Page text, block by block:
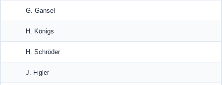
G. Gansel
H. Königs
H. Schröder
J. Figler